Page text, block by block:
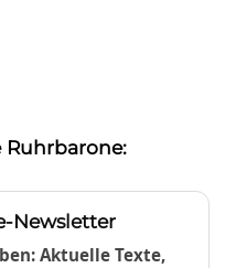
Newsletter
Aktuelle Texte,